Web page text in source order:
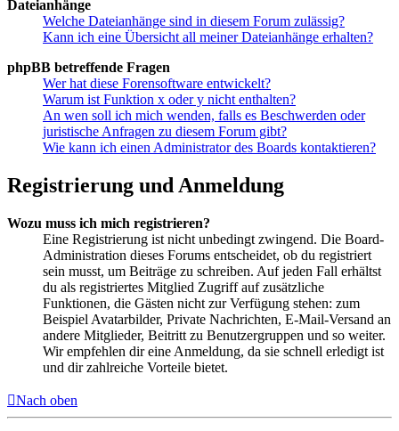
Dateianhänge
Welche Dateianhänge sind in diesem Forum zulässig?
Kann ich eine Übersicht all meiner Dateianhänge erhalten?
phpBB betreffende Fragen
Wer hat diese Forensoftware entwickelt?
Warum ist Funktion x oder y nicht enthalten?
An wen soll ich mich wenden, falls es Beschwerden oder
juristische Anfragen zu diesem Forum gibt?
Wie kann ich einen Administrator des Boards kontaktieren?
Registrierung und Anmeldung
Wozu muss ich mich registrieren?
Eine Registrierung ist nicht unbedingt zwingend. Die Board-
Administration dieses Forums entscheidet, ob du registriert
sein musst, um Beiträge zu schreiben. Auf jeden Fall erhältst
du als registriertes Mitglied Zugriff auf zusätzliche
Funktionen, die Gästen nicht zur Verfügung stehen: zum
Beispiel Avatarbilder, Private Nachrichten, E-Mail-Versand an
andere Mitglieder, Beitritt zu Benutzergruppen und so weiter.
Wir empfehlen dir eine Anmeldung, da sie schnell erledigt ist
und dir zahlreiche Vorteile bietet.
Nach oben